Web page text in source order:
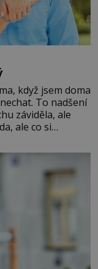
když jsem doma
To nadšení
záviděla, ale
ale co si
když